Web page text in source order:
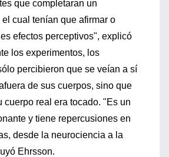
que completaran un
cual tenían que afirmar o
efectos perceptivos", explicó
los experimentos, los
percibieron que se veían a sí
de sus cuerpos, sino que
cuerpo real era tocado. "Es un
y tiene repercusiones en
desde la neurociencia a la
Ehrsson.